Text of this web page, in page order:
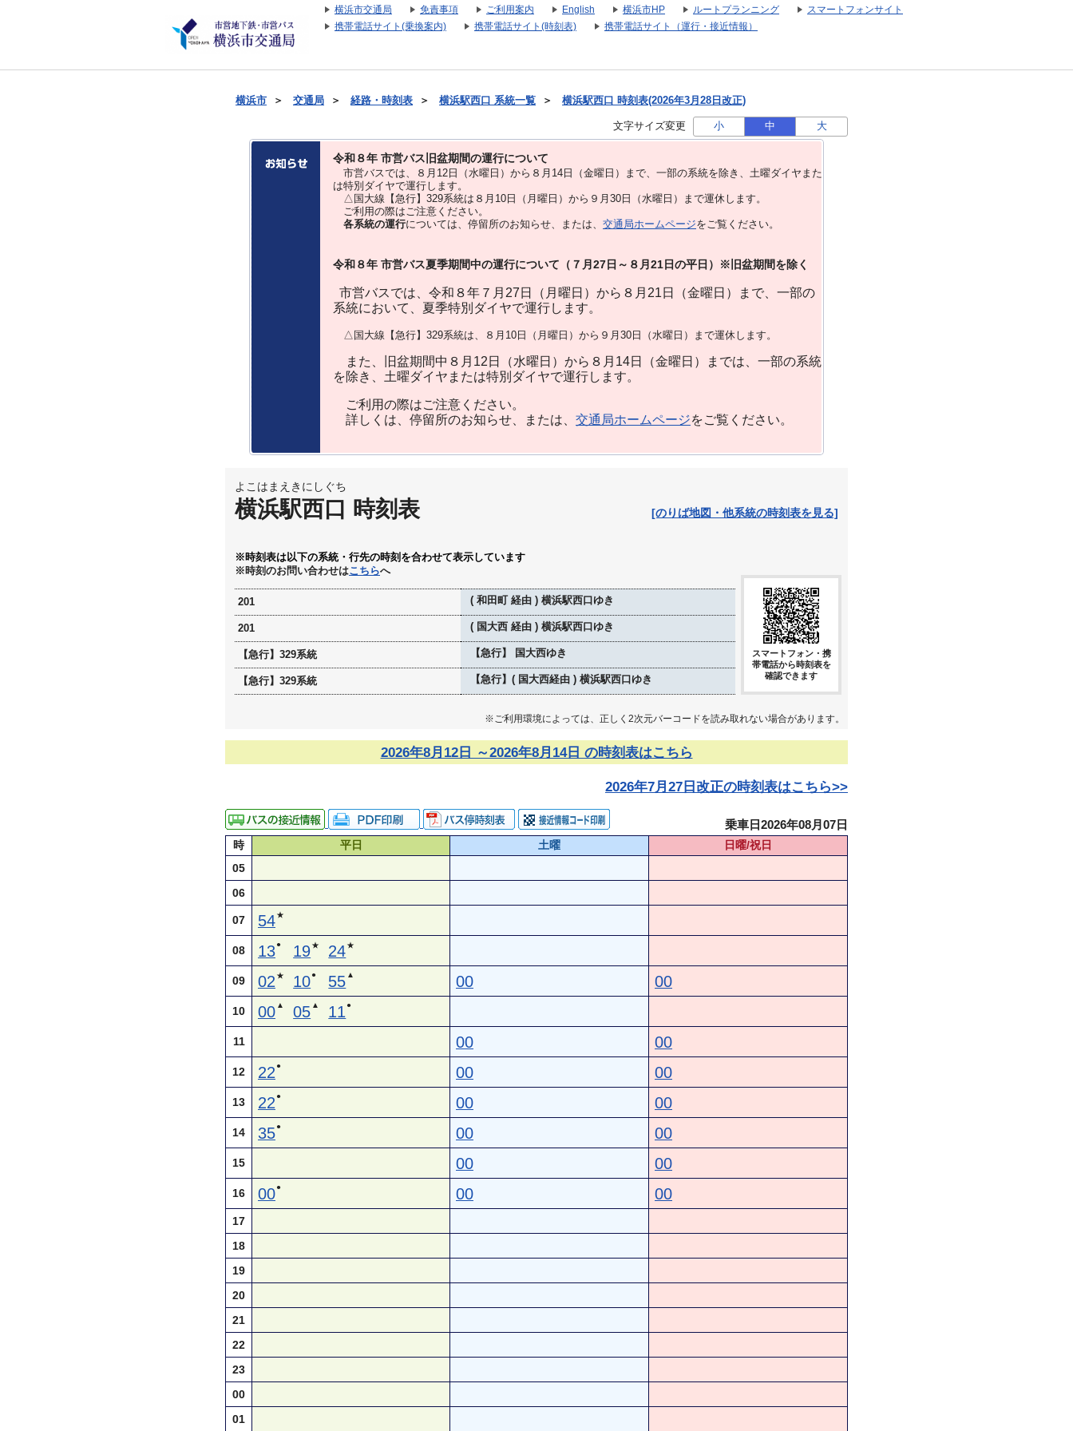
横浜市交通局 免責事項 ご利用案内 English 横浜市HP ルートプランニング
スマートフォンサイト
携帯電話サイト(乗換案内)
携帯電話サイト(時刻表) 携帯電話サイト（運行・接近情報）
横浜市 ＞ 交通局 ＞ 経路・時刻表 ＞ 横浜駅西口 系統一覧 ＞ 横浜駅西口 時刻表(2026年3月28日改正)
文字サイズ変更 小 中 大
令和８年 市営バス旧盆期間の運行について
市営バスでは、８⽉12⽇（水曜日）から８⽉14⽇（金曜日）まで、⼀部の系統を除き、⼟曜ダイヤまた
は特別ダイヤで運⾏します。
△国大線【急行】329系統は８月10日（月曜日）から９月30日（水曜日）まで運休します。
ご利用の際はご注意ください。
各系統の運行については、停留所のお知らせ、または、 交通局ホームページをご覧ください。
令和８年 市営バス夏季期間中の運行について（７月27日～８月21日の平日）※旧盆期間を除く
市営バスでは、令和８年７月27日（月曜日）から８月21日（金曜日）まで、一部の
系統において、夏季特別ダイヤで運行します。
△国大線【急行】329系統は、８月10日（月曜日）から９月30日（水曜日）まで運休します。
また、旧盆期間中８月12日（水曜日）から８月14日（金曜日）までは、一部の系統
を除き、土曜ダイヤまたは特別ダイヤで運行します。
ご利用の際はご注意ください。
詳しくは、停留所のお知らせ、または、 交通局ホームページをご覧ください。
よこはまえきにしぐち
横浜駅西口 時刻表 [のりば地図・他系統の時刻表を見る]
※時刻表は以下の系統・行先の時刻を合わせて表示しています
※時刻のお問い合わせはこちらへ
201 ( 和田町 経由 ) 横浜駅西口ゆき
201 ( 国大西 経由 ) 横浜駅西口ゆき
【急行】329系統 【急行】 国大西ゆき
【急行】329系統 【急行】( 国大西経由 ) 横浜駅西口ゆき
スマートフォン・携
帯電話から時刻表を
確認できます
※ご利用環境によっては、正しく2次元バーコードを読み取れない場合があります。
2026年8月12日 ～2026年8月14日 の時刻表はこちら
2026年7月27日改正の時刻表はこちら>>
乗車日2026年08月07日
時 平日 土曜
日曜/祝日
05
06
07 54★
08 13● 19★ 24★
09 02 ★ 10● 55 ▲ 00 00
10 00 ▲ 05 ▲ 11 ●
11 00 00
12 22 ● 00 00
13 22 ● 00 00
14 35● 00 00
15 00 00
16 00● 00 00
17
18
19
20
21
22
23
00
01